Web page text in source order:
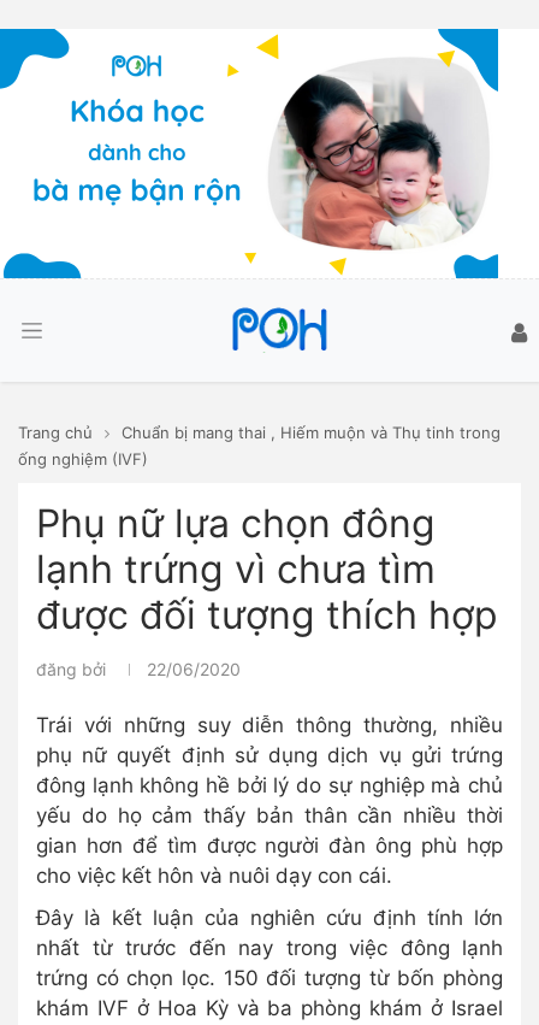
Trang chủ Chuẩn bị mang thai , Hiếm muộn và Thụ tinh trong
ống nghiệm (IVF)
Phụ nữ lựa chọn đông
lạnh trứng vì chưa tìm
được đối tượng thích hợp
đăng bởi 22/06/2020
Trái với những suy diễn thông thường, nhiều
phụ nữ quyết định sử dụng dịch vụ gửi trứng
đông lạnh không hề bởi lý do sự nghiệp mà chủ
yếu do họ cảm thấy bản thân cần nhiều thời
gian hơn để tìm được người đàn ông phù hợp
cho việc kết hôn và nuôi dạy con cái.
Đây là kết luận của nghiên cứu định tính lớn
nhất từ ​​trước đến nay trong việc đông lạnh
trứng có chọn lọc. 150 đối tượng từ bốn phòng
khám IVF ở Hoa Kỳ và ba phòng khám ở Israel